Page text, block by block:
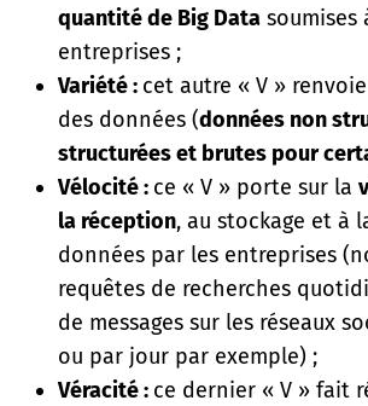
quantité de Big Data soumises
entreprises ;
Variété : cet autre « V »
des données (données non
structurées et brutes pour
Vélocité : ce « V » porte sur la
la réception, au stockage et à
données par les entreprises
requêtes de recherches
de messages sur les réseaux
ou par jour par exemple) ;
Véracité : ce dernier « V » fait